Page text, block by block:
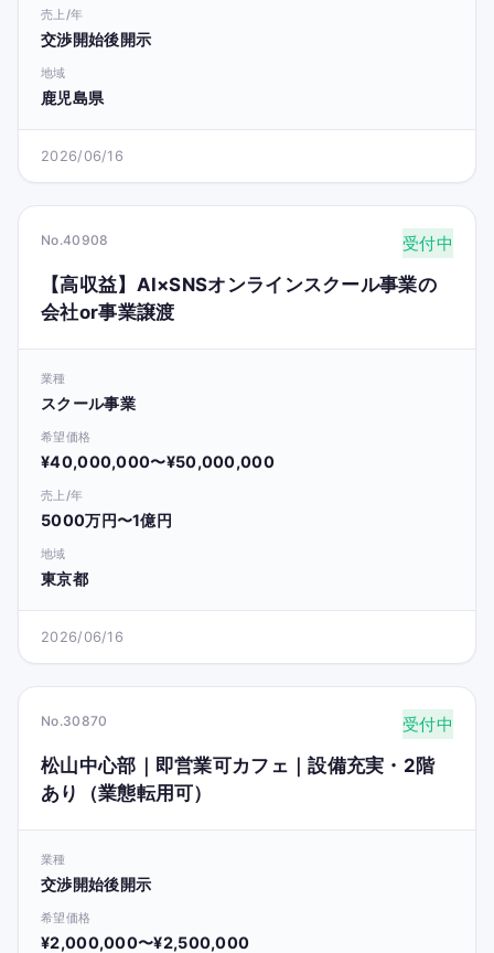
売上/年
交渉開始後開示
地域
鹿児島県
2026/06/16
No.40908 受付中
【高収益】AI×SNSオンラインスクール事業の
会社or事業譲渡
業種
スクール事業
希望価格
¥40,000,000〜¥50,000,000
売上/年
5000万円〜1億円
地域
東京都
2026/06/16
No.30870 受付中
松山中心部｜即営業可カフェ｜設備充実・2階
あり（業態転用可）
業種
交渉開始後開示
希望価格
¥2,000,000〜¥2,500,000